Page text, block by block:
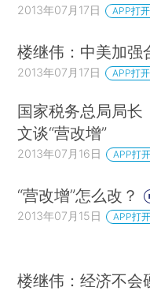
2013年07月17日 APP打开
楼继伟：中美加强
2013年07月17日 APP打开
国家税务总局局长
文谈“营改增”
2013年07月16日 APP打开
“营改增”怎么改？
2013年07月15日 APP打开
楼继伟：经济不会